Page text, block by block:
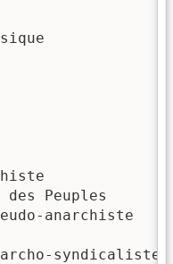
des Peuples
anarchiste
syndicaliste